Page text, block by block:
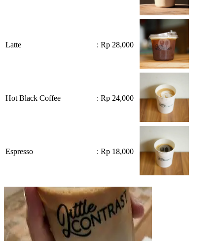
Latte : Rp 28,000
Hot Black Coffee : Rp 24,000
Espresso : Rp 18,000